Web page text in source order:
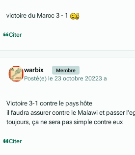
victoire du Maroc 3 - 1
Citer
warbix Membre
Posté(e) le 23 octobre 20223 a
Victoire 3-1 contre le pays hôte
il faudra assurer contre le Malawi et passer
toujours, ça ne sera pas simple contre eux
Citer